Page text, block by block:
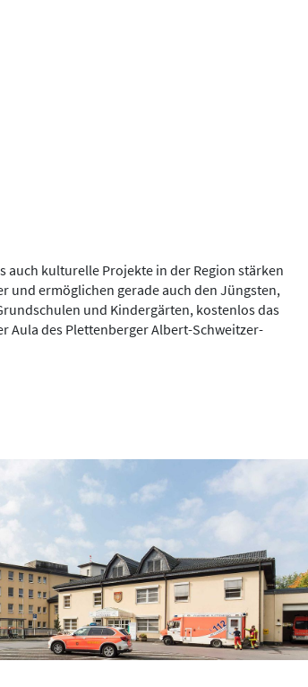
auch kulturelle Projekte in der Region stärken
und ermöglichen gerade auch den Jüngsten,
und Kindergärten, kostenlos das
Aula des Plettenberger Albert-Schweitzer-